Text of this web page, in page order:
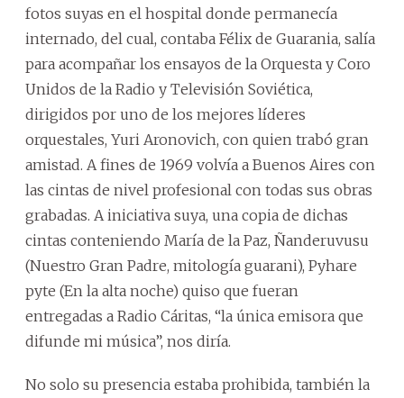
fotos suyas en el hospital donde permanecía
internado, del cual, contaba Félix de Guarania, salía
para acompañar los ensayos de la Orquesta y Coro
Unidos de la Radio y Televisión Soviética,
dirigidos por uno de los mejores líderes
orquestales, Yuri Aronovich, con quien trabó gran
amistad. A fines de 1969 volvía a Buenos Aires con
las cintas de nivel profesional con todas sus obras
grabadas. A iniciativa suya, una copia de dichas
cintas conteniendo María de la Paz, Ñanderuvusu
(Nuestro Gran Padre, mitología guarani), Pyhare
pyte (En la alta noche) quiso que fueran
entregadas a Radio Cáritas, “la única emisora que
difunde mi música”, nos diría.
No solo su presencia estaba prohibida, también la